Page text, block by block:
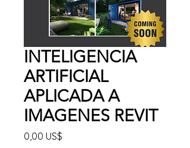
INTELIGENCIA
ARTIFICIAL
APLICADA A
IMAGENES REVIT
0,00 US$